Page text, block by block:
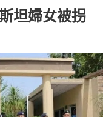
坦婦女被拐